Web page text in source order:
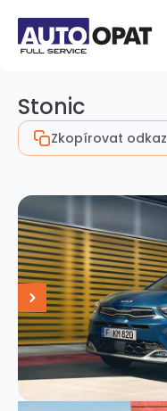
Stonic
Zkopírovat odkaz